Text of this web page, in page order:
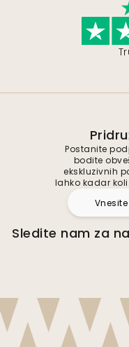
Postanite
bodite
ekskluzivnih
lahko kadar
Sledite nam za